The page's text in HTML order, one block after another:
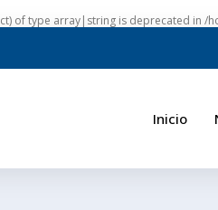
of type array|string is deprecated in /
Inicio